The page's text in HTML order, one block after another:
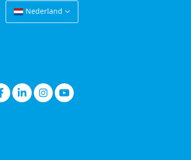
CountryNederland